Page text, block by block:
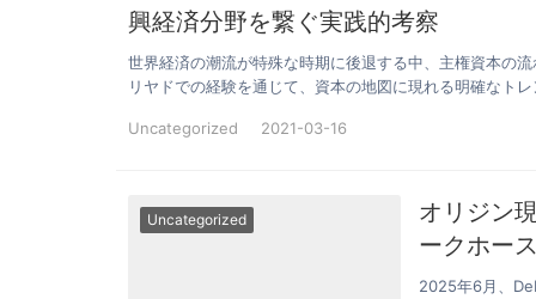
興経済分野を繋ぐ実践的考察
世界経済の潮流が特殊な時期に後退する中、主権資本の
リヤドでの経験を通じて、資本の地図に現れる明確なト
Uncategorized 2021-03-16
Uncategorized
オリジン
ークホー
2025年6月、